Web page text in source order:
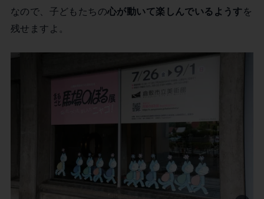
なので、子どもたちの心が動いて楽しんでいるようすを
残せますよ。